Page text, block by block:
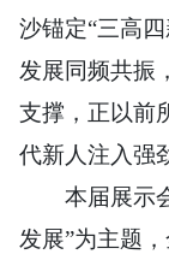
沙锚定“三高
发展同频共振
支撑，正以前
代新人注入强
本届展示会
发展”为主题